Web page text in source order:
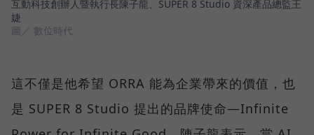
互動科技創辦人暨執行長陳子龍、SUPER 8 Studio 資深產品總監王
婕
圖／ 數位時代
這不僅是他希望 ORRA 能為企業帶來的價值，也
是 SUPER 8 Studio 提出的品牌使命—Infinite